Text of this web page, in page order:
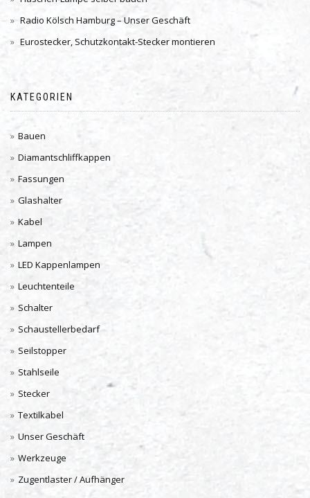
Radio Kölsch Hamburg – Unser Geschäft
Eurostecker, Schutzkontakt-Stecker montieren
KATEGORIEN
Bauen
Diamantschliffkappen
Fassungen
Glashalter
Kabel
Lampen
LED Kappenlampen
Leuchtenteile
Schalter
Schaustellerbedarf
Seilstopper
Stahlseile
Stecker
Textilkabel
Unser Geschäft
Werkzeuge
Zugentlaster / Aufhänger